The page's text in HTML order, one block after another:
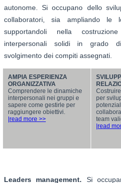
autonome. Si occupano dello
collaboratori, sia ampliando le
supportandoli nella
interpersonali solidi in grado
svolgimento dei compiti assegnati.
AMPIA ESPERIENZA
ORGANIZZATIVA
Comprendere le dinamiche
interpersonali nei gruppi e
sapere come gestirle per
raggiungere obiettivi.
|read more >>
per
team
|read
Leaders management. Si